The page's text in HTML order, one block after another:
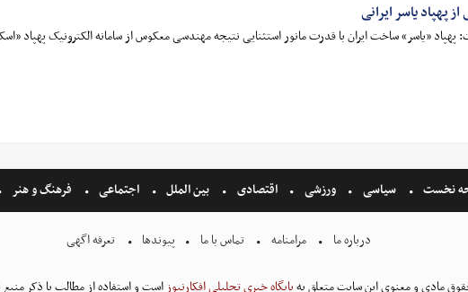
از پهپاد یاسر ایرانی
«یاسر» ساخت ایران با قدرت مانور استثنایی نتیجه مهندسی معکوس از سامانه الکترونیک پهپاد
نخست سیاسی ورزشی اقتصادی بین الملل اجتماعی فرهنگ و هنر
درباره ما مرامنامه تماس با ما پیوندها تعرفه اگهی
مادی و معنوی این سایت متعلق بهپایگاه خبری تحلیلی افکارنیوز است و استفاده از مطالب با ذکر منبع